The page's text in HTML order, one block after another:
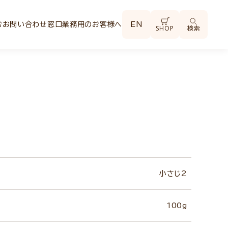
お問い合わせ窓口業務用のお客様へ EN SHOP 検索
小さじ2
100g